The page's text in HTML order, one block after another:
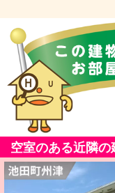
空室のある近隣の